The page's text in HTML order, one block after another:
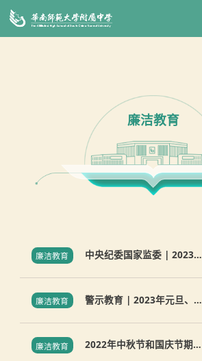
廉洁教育
廉洁教育
中央纪委国家监委 | 2023年
廉洁教育
警示教育 | 2023年元旦、春
廉洁教育
2022年中秋节和国庆节期